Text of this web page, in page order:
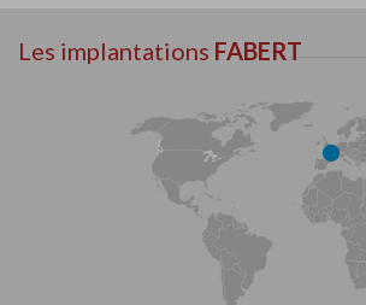
Les implantations FABERT